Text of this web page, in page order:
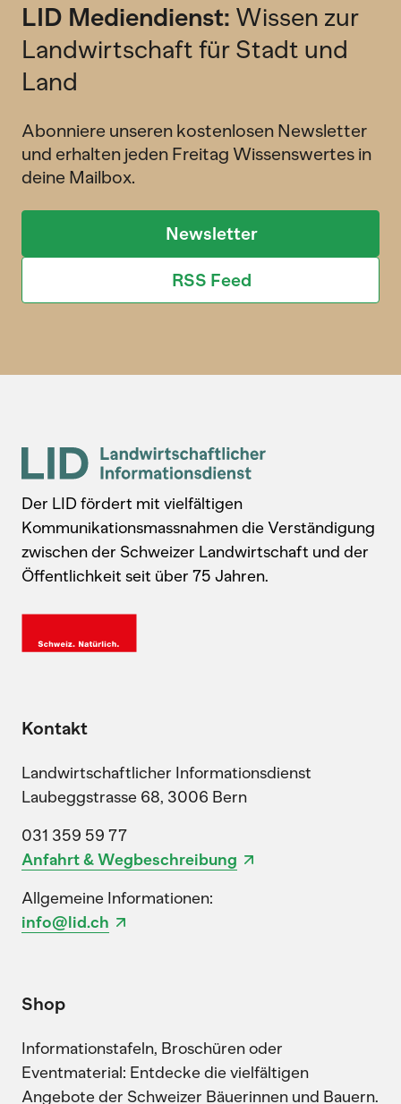
LID Mediendienst: Wissen zur
Landwirtschaft für Stadt und
Land
Abonniere unseren kostenlosen Newsletter
und erhalten jeden Freitag Wissenswertes in
deine Mailbox.
Newsletter
RSS Feed
Der LID fördert mit vielfältigen
Kommunikationsmassnahmen die Verständigung
zwischen der Schweizer Landwirtschaft und der
Öffentlichkeit seit über 75 Jahren.
Kontakt
Landwirtschaftlicher Informationsdienst
Laubeggstrasse 68, 3006 Bern
031 359 59 77
Anfahrt & Wegbeschreibung
Allgemeine Informationen:
info@lid.ch
Shop
Informationstafeln, Broschüren oder
Eventmaterial: Entdecke die vielfältigen
Angebote der Schweizer Bäuerinnen und Bauern.